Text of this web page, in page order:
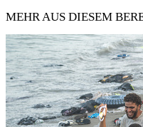
MEHR AUS DIESEM